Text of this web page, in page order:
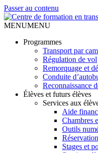
Passer au contenu
MENUMENU
Programmes
Transport par
Régulation de vol
Remorquage et
Conduite
Reconnaissance
Élèves et futurs élèves
Services aux
Aide
Chambres
Outils
Stages et